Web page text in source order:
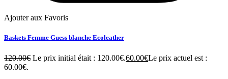
Ajouter aux Favoris
Baskets Femme Guess blanche Ecoleather
120.00€ Le prix initial était : 120.00€.60.00€Le prix actuel est :
60.00€.